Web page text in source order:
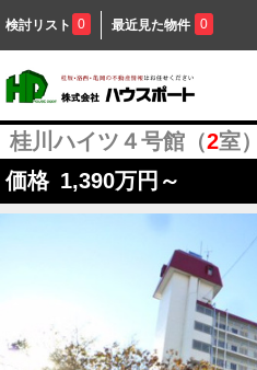
検討リスト 0 最近見た物件 0
桂川ハイツ４号館（2室）
価格 1,390万円～